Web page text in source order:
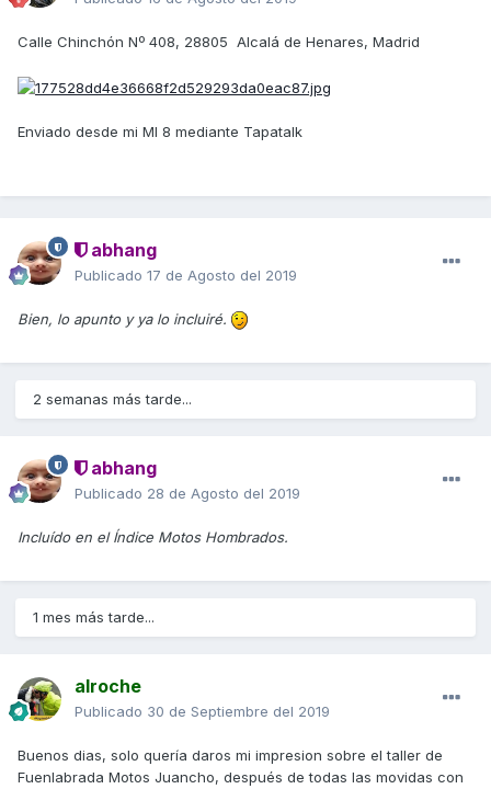
Calle Chinchón Nº 408, 28805 Alcalá de Henares, Madrid
Enviado desde mi MI 8 mediante Tapatalk
abhang
Publicado 17 de Agosto del 2019
Bien, lo apunto y ya lo incluiré.
2 semanas más tarde...
abhang
Publicado 28 de Agosto del 2019
Incluído en el Índice Motos Hombrados.
1 mes más tarde...
alroche
Publicado 30 de Septiembre del 2019
Buenos dias, solo quería daros mi impresion sobre el taller de
Fuenlabrada Motos Juancho, después de todas las movidas con